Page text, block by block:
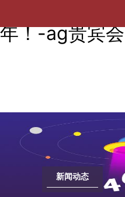
年！-ag贵宾会
新闻动态